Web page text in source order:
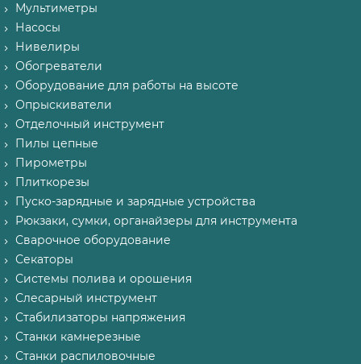
Мультиметры
Насосы
Нивелиры
Обогреватели
Оборудование для работы на высоте
Опрыскиватели
Отделочный инструмент
Пилы цепные
Пирометры
Плиткорезы
Пуско-зарядные и зарядные устройства
Рюкзаки, сумки, органайзеры для инструмента
Сварочное оборудование
Секаторы
Системы полива и орошения
Слесарный инструмент
Стабилизаторы напряжения
Станки камнерезные
Станки распиловочные